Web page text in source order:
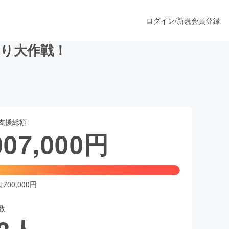
ファッション
ログイン/新規会員登録
大作戦！
援総額
円
700,000円